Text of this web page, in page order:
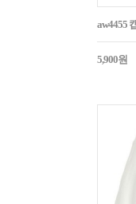
aw4455
5,900원